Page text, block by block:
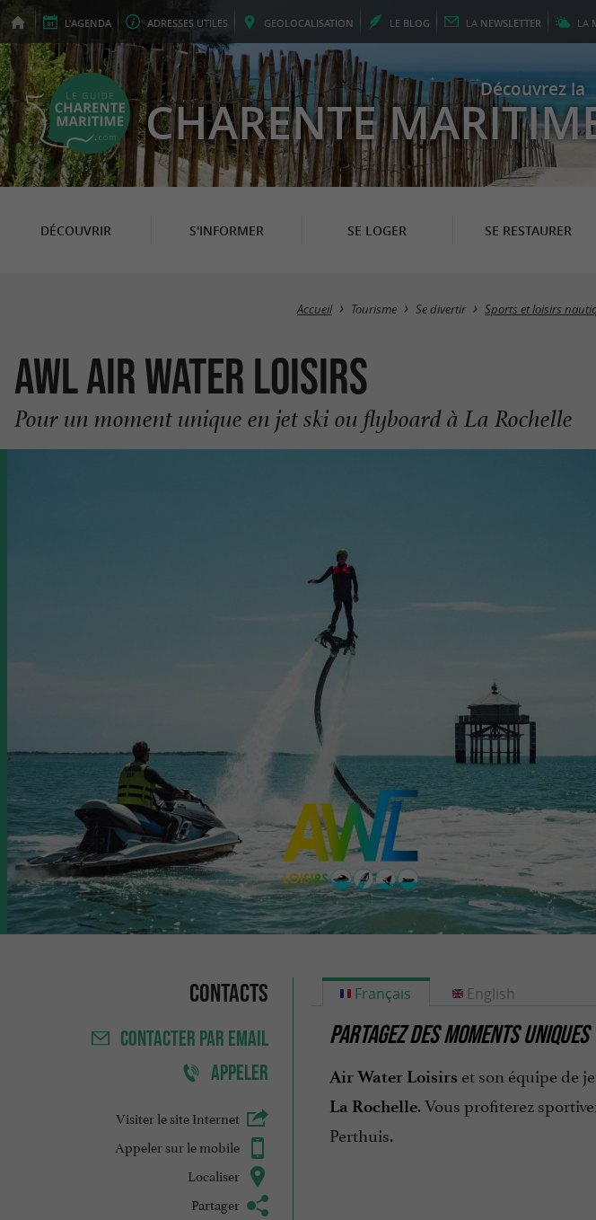
L'AGENDA ADRESSES UTILES GEOLOCALISATION LE BLOG LA NEWSLETTER LA
Découvrez la
CHARENTE
DÉCOUVRIR S'INFORMER SE LOGER SE RESTAURER
Accueil Tourisme Se divertir Sports et loisirs
AWL Air Water Loisirs
Pour un moment unique en jet ski ou flyboard à La Rochelle
Contacts
CONTACTER PAR EMAIL
APPELER
Visiter le site Internet
Appeler sur le mobile
Localiser
Partager
Français
PARTAGEZ DES MOMENTS UNIQUES
Air Water Loisirs et son équipe de
La Rochelle. Vous profiterez
Perthuis.
English